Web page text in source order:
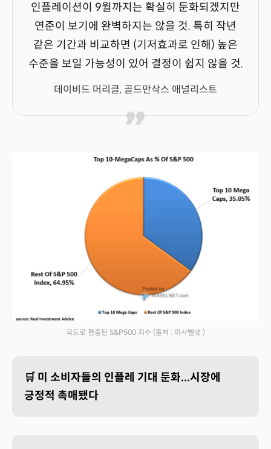
인플레이션이 9월까지는 확실히 둔화되겠지만
연준이 보기에 완벽하지는 않을 것. 특히 작년
같은 기간과 비교하면 (기저효과로 인해) 높은
수준을 보일 가능성이 있어 결정이 쉽지 않을 것.
데이비드 머리클, 골드만삭스 애널리스트
극도로 편중된 S&P500 지수 (출처 : 이사벨넷 )
🛒 미 소비자들의 인플레 기대 둔화...시장에
긍정적 촉매됐다